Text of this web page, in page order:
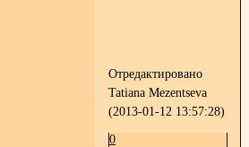
Отредактировано
Tatiana Mezentseva
(2013-01-12 13:57:28)
0